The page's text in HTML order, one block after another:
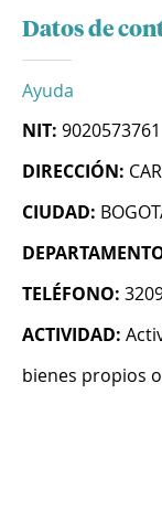
Datos de
Ayuda
NIT: 9020573761
DIRECCIÓN:
CIUDAD:
TELÉFONO:
ACTIVIDAD:
bienes propios